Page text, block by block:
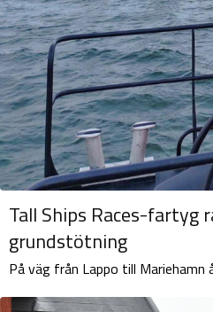
Tall Ships Races-fartyg
grundstötning
På väg från Lappo till Mariehamn